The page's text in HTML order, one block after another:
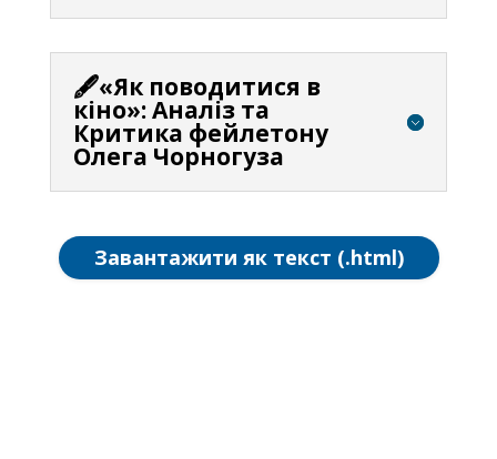
🖋️«Як поводитися в
кіно»: Аналіз та
Критика фейлетону
Олега Чорногуза
Завантажити як текст (.html)